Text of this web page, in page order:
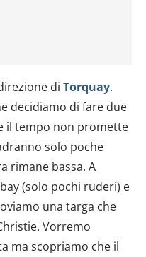
di Torquay.
decidiamo di fare due
il tempo non promette
solo poche
rimane bassa. A
(solo pochi ruderi) e
una targa che
Vorremo
ma scopriamo che il